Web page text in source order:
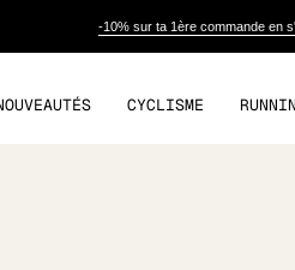
-10% sur ta 1ère commande en
CYCLISME